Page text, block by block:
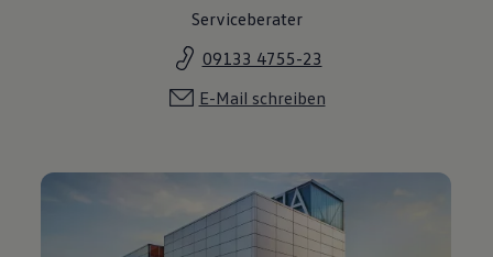
Serviceberater
09133 4755-23
E-Mail schreiben